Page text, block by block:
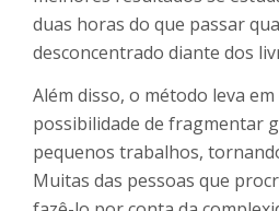
duas horas do que passar
desconcentrado diante dos
Além disso, o método leva
possibilidade de fragmentar
pequenos trabalhos,
Muitas das pessoas que